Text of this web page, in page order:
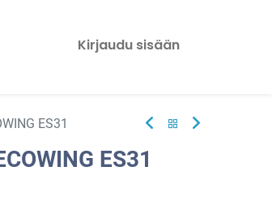
Kirjaudu sisään
ES31
ES31